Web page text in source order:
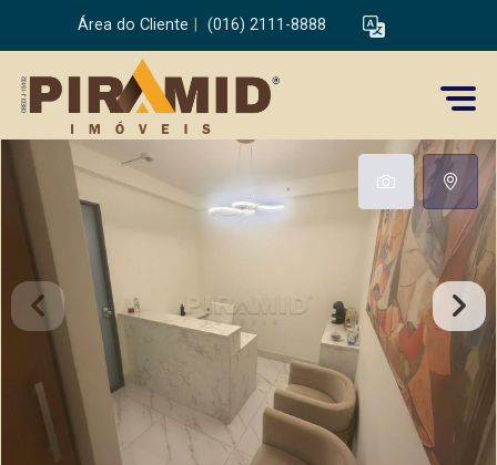
Área do Cliente (016) 2111-8888